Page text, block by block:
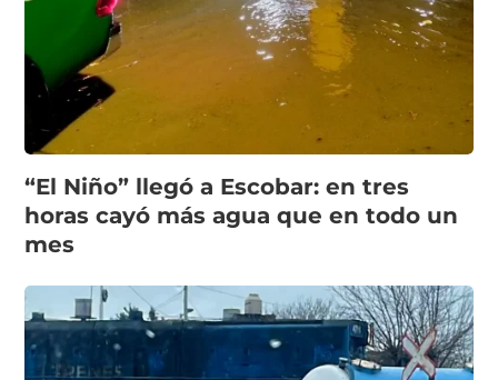
“El Niño” llegó a Escobar: en tres
horas cayó más agua que en todo un
mes